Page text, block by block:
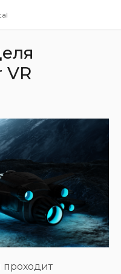
VR
проходит